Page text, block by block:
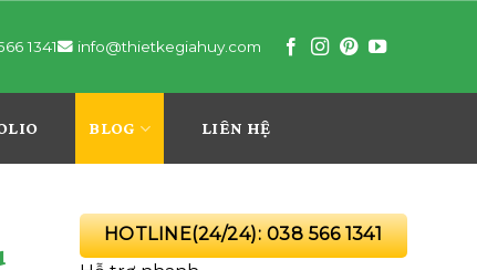
1341 info@thietkegiahuy.com
BLOG LIÊN HỆ
HOTLINE(24/24): 038 566 1341